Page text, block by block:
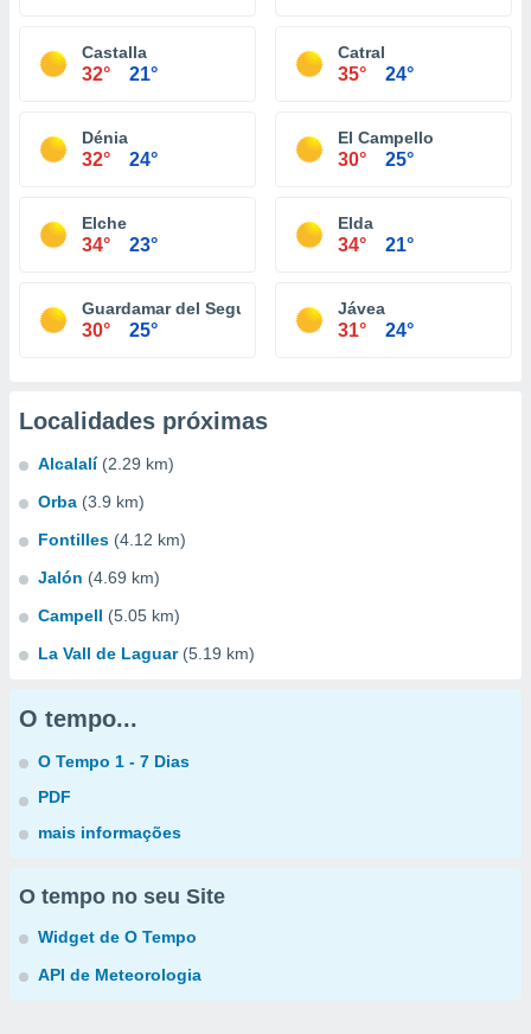
Castalla
32° 21°
Catral
35° 24°
Dénia
32° 24°
El Campello
30° 25°
Elche
34° 23°
Elda
34° 21°
Guardamar del Segura
30° 25°
Jávea
31° 24°
Localidades próximas
Alcalalí (2.29 km)
Orba (3.9 km)
Fontilles (4.12 km)
Jalón (4.69 km)
Campell (5.05 km)
La Vall de Laguar (5.19 km)
O tempo...
O Tempo 1 - 7 Dias
PDF
mais informações
O tempo no seu Site
Widget de O Tempo
API de Meteorologia